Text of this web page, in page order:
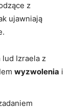
z
⁤ujawniają
​lud Izraela‍ z
wyzwolenia i⁤